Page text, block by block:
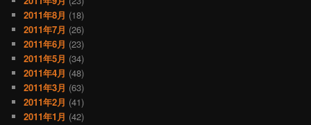
2011年8月 (18)
2011年7月 (26)
2011年6月 (23)
2011年5月 (34)
2011年4月 (48)
2011年3月 (63)
2011年2月 (41)
2011年1月 (42)